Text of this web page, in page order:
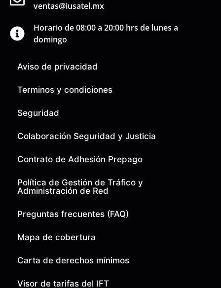
ventas@iusatel.mx
Horario de 08:00 a 20:00 hrs de lunes a
domingo
Aviso de privacidad
Terminos y condiciones
Seguridad
Colaboración Seguridad y Justicia
Contrato de Adhesión Prepago
Política de Gestión de Tráfico y
Administración de Red
Preguntas frecuentes (FAQ)
Mapa de cobertura
Carta de derechos mínimos
Visor de tarifas del IFT